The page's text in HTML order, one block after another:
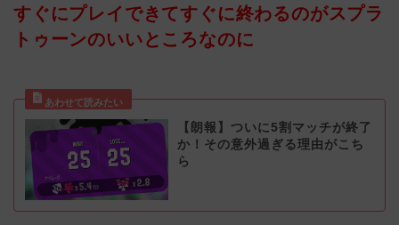
すぐにプレイできてすぐに終わるのがスプラ
トゥーンのいいところなのに
【朗報】ついに5割マッチが終了
か！その意外過ぎる理由がこち
ら